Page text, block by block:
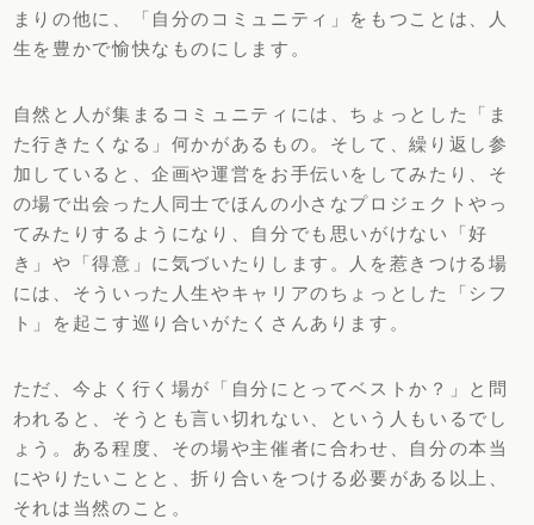
まりの他に、「自分のコミュニティ」をもつことは、人
生を豊かで愉快なものにします。
自然と人が集まるコミュニティには、ちょっとした「ま
た行きたくなる」何かがあるもの。そして、繰り返し参
加していると、企画や運営をお手伝いをしてみたり、そ
の場で出会った人同士でほんの小さなプロジェクトやっ
てみたりするようになり、自分でも思いがけない「好
き」や「得意」に気づいたりします。人を惹きつける場
には、そういった人生やキャリアのちょっとした「シフ
ト」を起こす巡り合いがたくさんあります。
ただ、今よく行く場が「自分にとってベストか？」と問
われると、そうとも言い切れない、という人もいるでし
ょう。ある程度、その場や主催者に合わせ、自分の本当
にやりたいことと、折り合いをつける必要がある以上、
それは当然のこと。